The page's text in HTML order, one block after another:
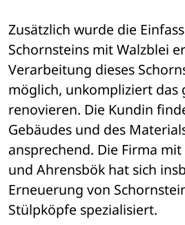
Zusätzlich wurde die
Schornsteins mit Walzblei
Verarbeitung dieses
möglich, unkompliziert das
renovieren. Die Kundin
Gebäudes und des
ansprechend. Die Firma
und Ahrensbök hat sich
Erneuerung von
Stülpköpfe spezialisiert.